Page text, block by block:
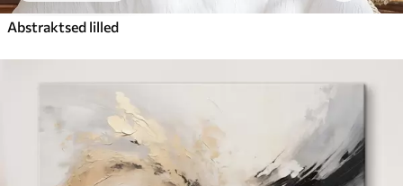
Abstraktsed lilled